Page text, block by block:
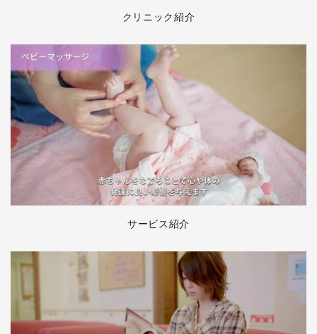
クリニック紹介
サービス紹介